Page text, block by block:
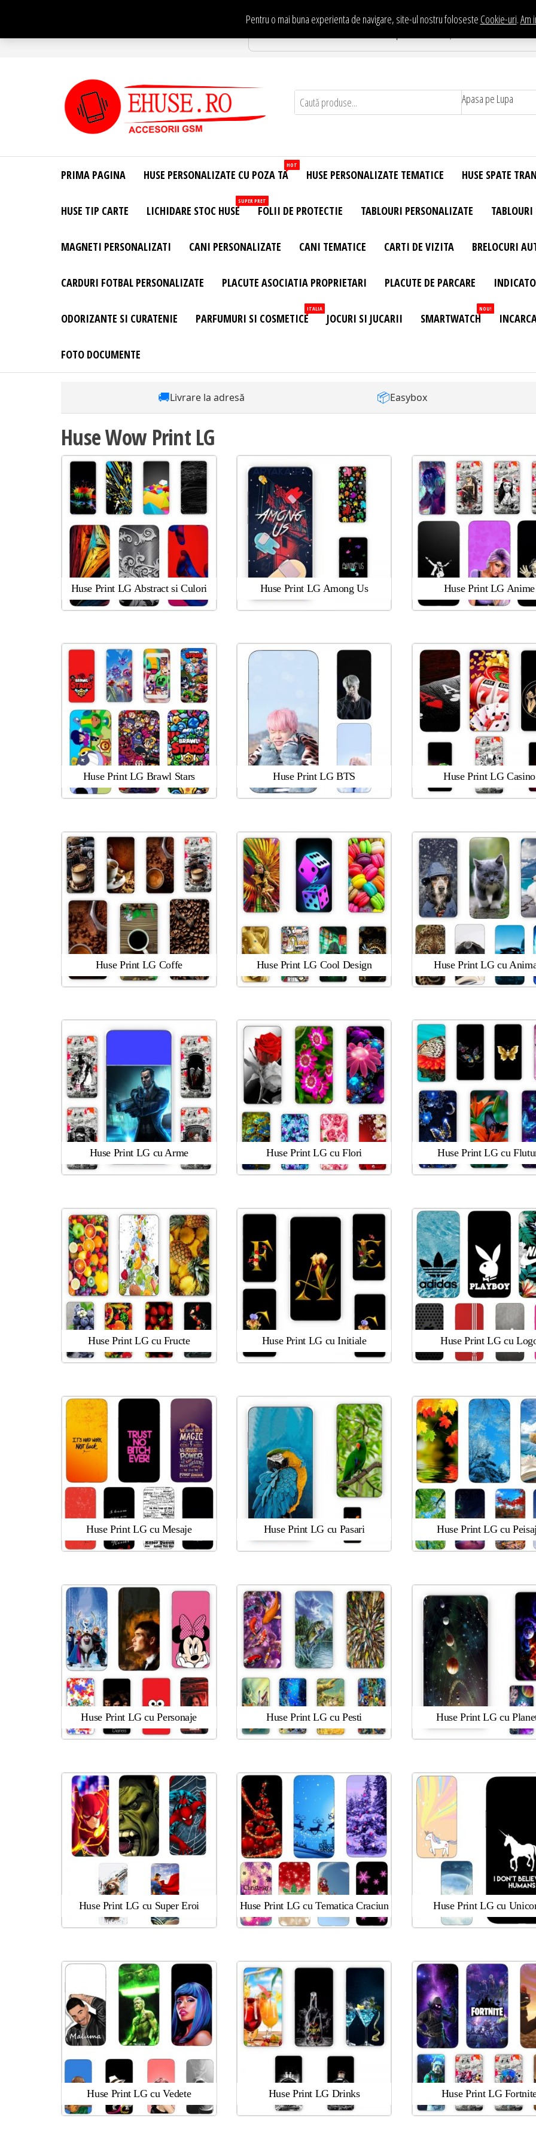
conținut
Pentru o mai buna experienta de navigare, site-ul nostru foloseste Cookie-uri.Am
Te asteptam in Showroom eHuse.ro
Site Oficial .
Huse
Personalizate
Huse
Personalizate
Telefon –
– Accesorii
Apasa pe Lupa
PRIMA PAGINA HUSE PERSONALIZATE CU POZA TA
HOT
HUSE PERSONALIZATE TEMATICE HUSE SPATE
HUSE TIP CARTE LICHIDARE STOC HUSE
SUPER PRET
FOLII DE PROTECTIE TABLOURI PERSONALIZATE TABLOURI
MAGNETI PERSONALIZATI CANI PERSONALIZATE CANI TEMATICE CARTI DE VIZITA BRELOCURI
CARDURI FOTBAL PERSONALIZATE PLACUTE ASOCIATIA PROPRIETARI PLACUTE DE PARCARE
ODORIZANTE SI CURATENIE PARFUMURI SI COSMETICE
ITALIA
JOCURI SI JUCARII SMARTWATCH
NOU!
FOTO DOCUMENTE
🚚Livrare la adresă 📦Easybox
Huse Wow Print LG
Huse Print LG Abstract si Culori Huse Print LG Among Us Huse Print LG Anime
Huse Print LG Brawl Stars Huse Print LG BTS Huse Print LG Casino
Huse Print LG Coffe Huse Print LG Cool Design Huse Print LG cu
Huse Print LG cu Arme Huse Print LG cu Flori Huse Print LG cu
Huse Print LG cu Fructe Huse Print LG cu Initiale Huse Print LG cu
Huse Print LG cu Mesaje Huse Print LG cu Pasari Huse Print LG cu
Huse Print LG cu Personaje Huse Print LG cu Pesti Huse Print LG cu
Huse Print LG cu Super Eroi Huse Print LG cu Tematica Craciun Huse Print LG cu
Huse Print LG cu Vedete Huse Print LG Drinks Huse Print LG